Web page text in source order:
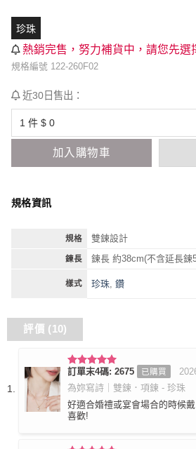
珍珠
熱銷完售，努力補貨中，請您先選
規格編號 122-260F02
近30日售出：
加入購物車
規格資訊
規格 雙鍊設計
鍊長 鍊長 約38cm(不含延長鍊
樣式 珍珠 ,鑽
評價 (10)
評分5滿
分 5
訂單末4碼: 2675 已購買
為妳寫詩｜雙鍊．項鍊 - 珍珠
好適合婚禮或宴會場合的時候
喜歡!